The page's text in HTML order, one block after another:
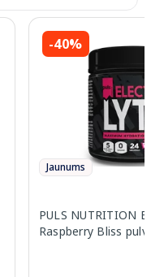
-40%
Jaunums
PULS NUTRITION
Raspberry Bliss